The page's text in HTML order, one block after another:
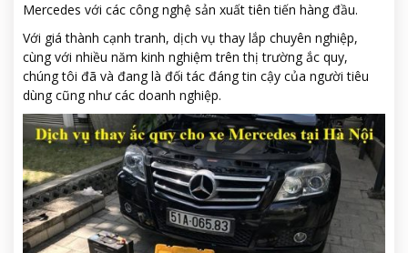
Mercedes với các công nghệ sản xuất tiên tiến hàng đầu.
Với giá thành cạnh tranh, dịch vụ thay lắp chuyên nghiệp,
cùng với nhiều năm kinh nghiệm trên thị trường ắc quy,
chúng tôi đã và đang là đối tác đáng tin cậy của người tiêu
dùng cũng như các doanh nghiệp.